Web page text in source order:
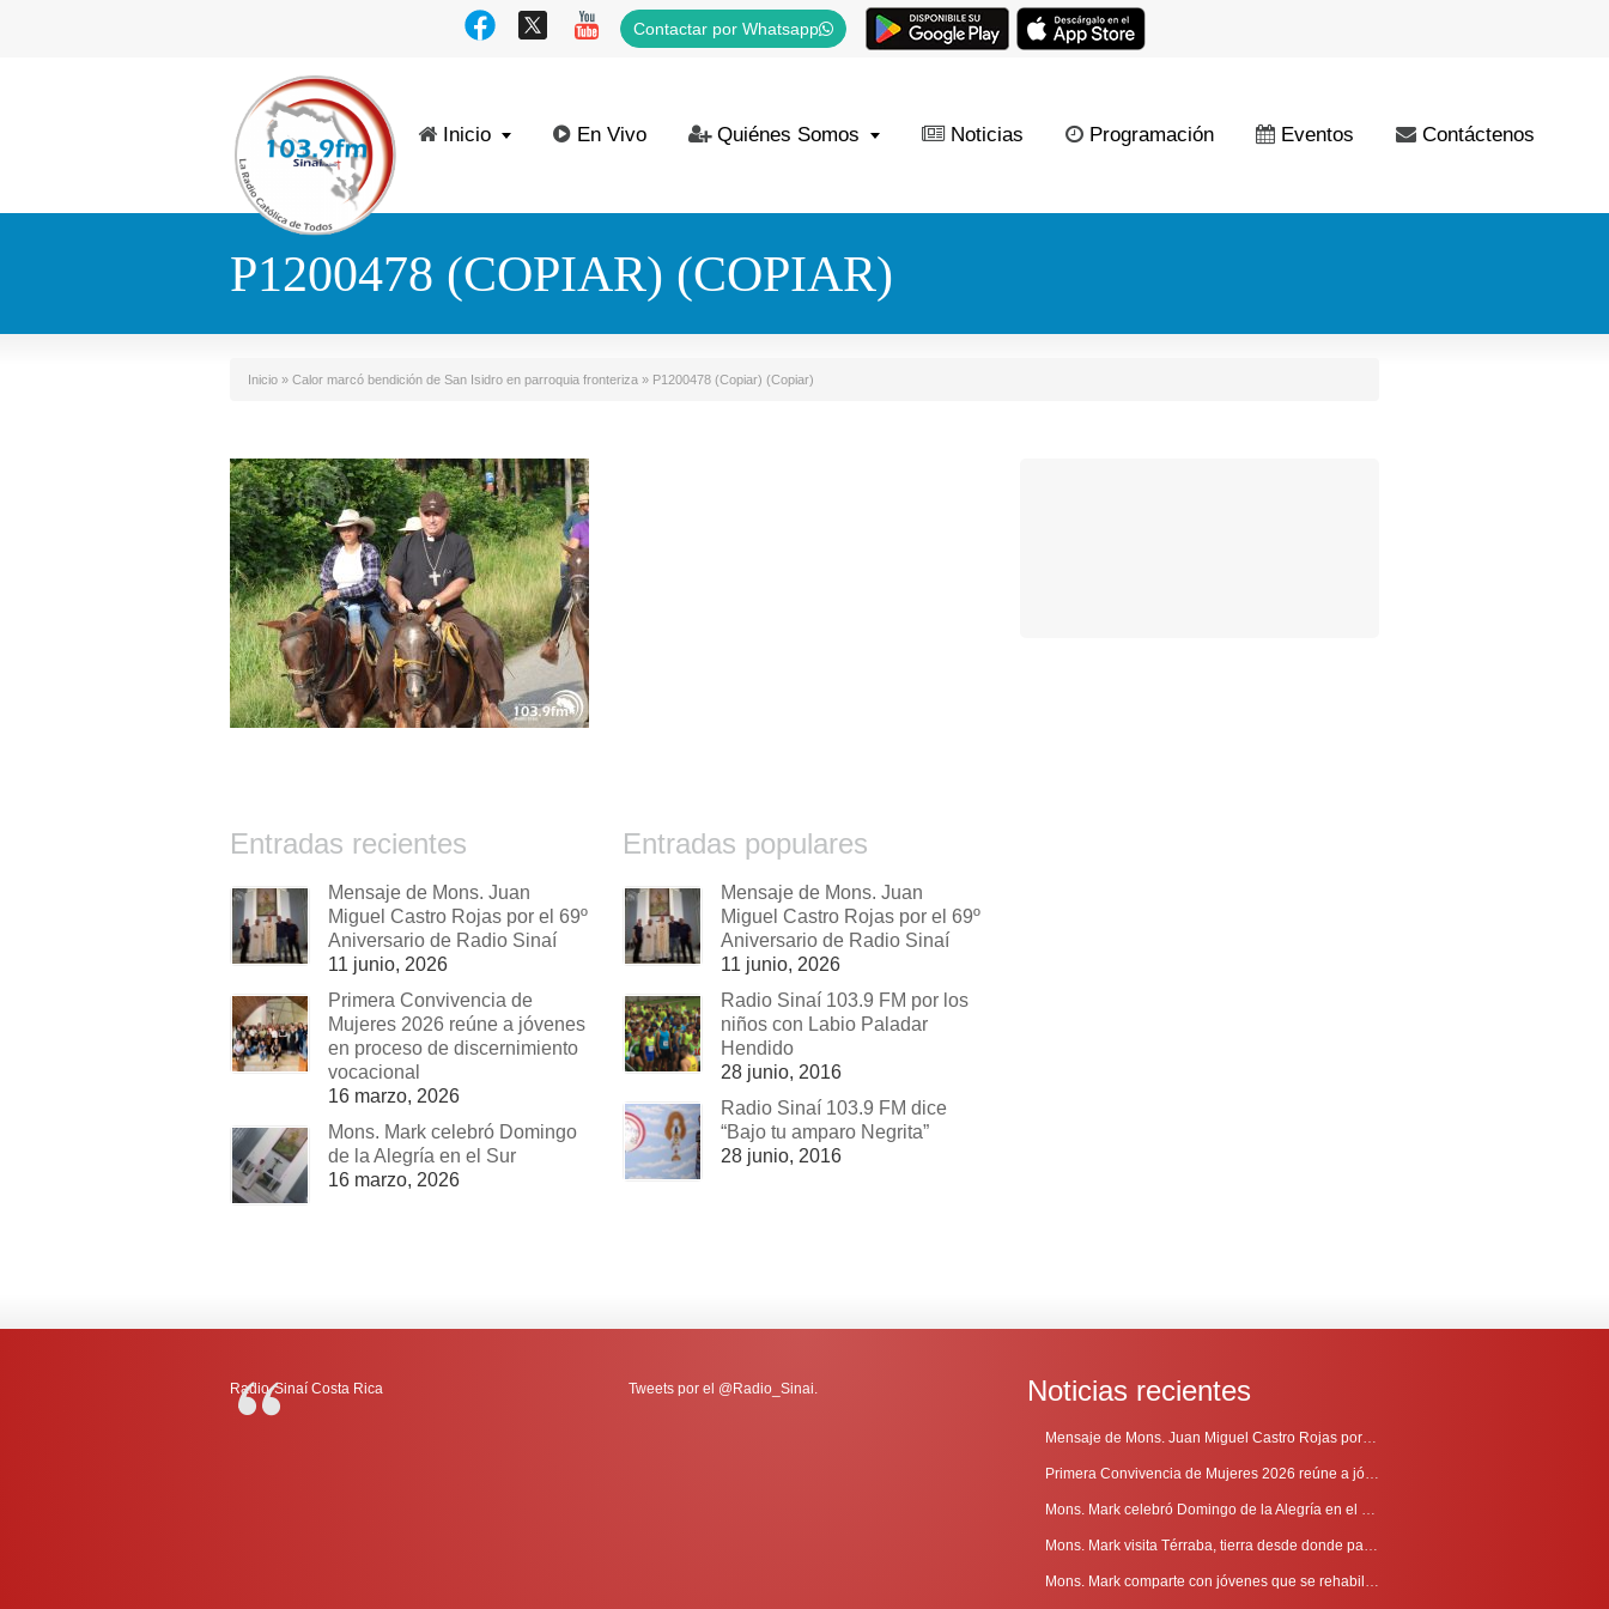
Contactar por Whatsapp
Inicio En Vivo Quiénes Somos Noticias Programación Eventos Contáctenos
P1200478 (COPIAR) (COPIAR)
Inicio » Calor marcó bendición de San Isidro en parroquia fronteriza » P1200478 (Copiar) (Copiar)
Entradas recientes
Mensaje de Mons. Juan
Miguel Castro Rojas por el 69º
Aniversario de Radio Sinaí
11 junio, 2026
Primera Convivencia de
Mujeres 2026 reúne a jóvenes
en proceso de discernimiento
vocacional
16 marzo, 2026
Mons. Mark celebró Domingo
de la Alegría en el Sur
16 marzo, 2026
Entradas populares
Mensaje de Mons. Juan
Miguel Castro Rojas por el 69º
Aniversario de Radio Sinaí
11 junio, 2026
Radio Sinaí 103.9 FM por los
niños con Labio Paladar
Hendido
28 junio, 2016
Radio Sinaí 103.9 FM dice
“Bajo tu amparo Negrita”
28 junio, 2016
Radio-Sinaí Costa Rica Tweets por el @Radio_Sinai. Noticias recientes
Mensaje de Mons. Juan Miguel Castro Rojas por el 69º Aniversario de Radio Sinaí
Primera Convivencia de Mujeres 2026 reúne a jóvenes en proceso de discernimiento vocacional
Mons. Mark celebró Domingo de la Alegría en el Sur
Mons. Mark visita Térraba, tierra desde donde parte la evangelización
Mons. Mark comparte con jóvenes que se rehabilitan en Comunidad Cenáculo